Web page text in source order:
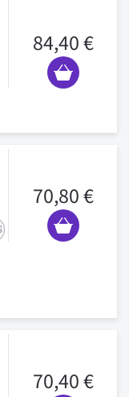
84,40 €
70,80 €
70,40 €